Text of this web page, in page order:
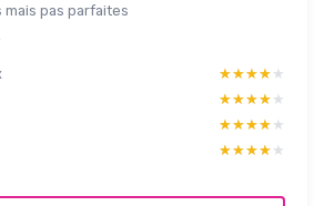
pas parfaites
★★★★★
★★★★★
★★★★★
★★★★★
★★★★★
★★★★★
★★★★★
★★★★★